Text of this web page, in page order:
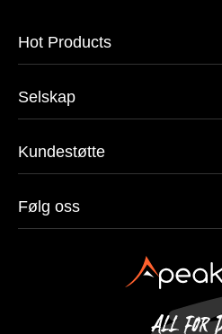
Hot Products
Selskap
Kundestøtte
Følg oss